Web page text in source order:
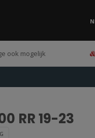
ook mogelijk
RR 19-23